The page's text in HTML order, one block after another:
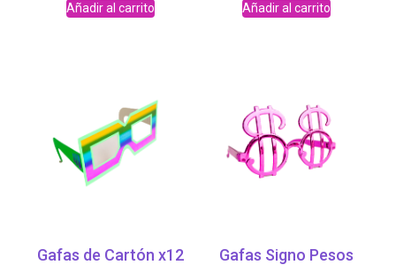
Añadir al carrito Añadir al carrito
Gafas de Cartón x12 Gafas Signo Pesos